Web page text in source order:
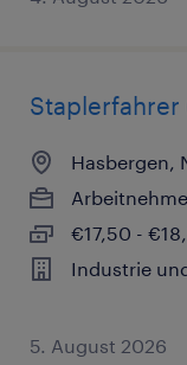
Staplerfahrer
Hasbergen,
€17,50 -
Industrie
5. August 2026